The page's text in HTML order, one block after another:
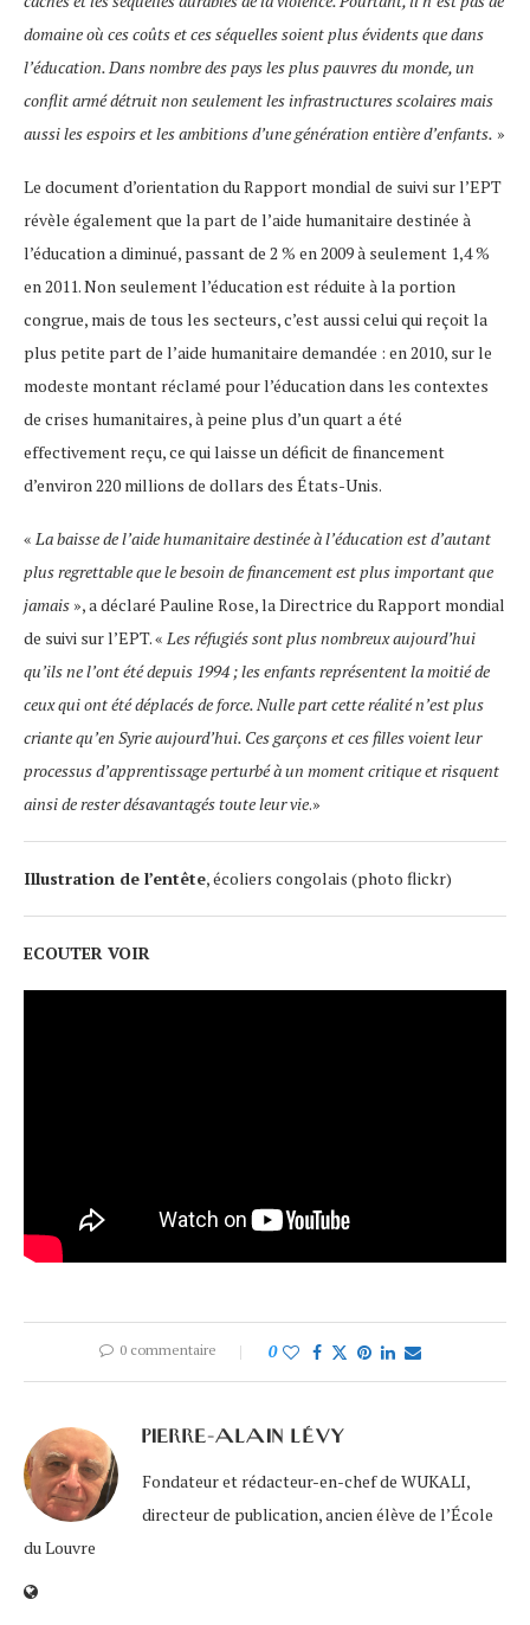
domaine où ces coûts et ces séquelles soient plus évidents que dans
l’éducation. Dans nombre des pays les plus pauvres du monde, un
conflit armé détruit non seulement les infrastructures scolaires mais
aussi les espoirs et les ambitions d’une génération entière d’enfants. »
Le document d’orientation du Rapport mondial de suivi sur l’EPT
révèle également que la part de l’aide humanitaire destinée à
l’éducation a diminué, passant de 2 % en 2009 à seulement 1,4 %
en 2011. Non seulement l’éducation est réduite à la portion
congrue, mais de tous les secteurs, c’est aussi celui qui reçoit la
plus petite part de l’aide humanitaire demandée : en 2010, sur le
modeste montant réclamé pour l’éducation dans les contextes
de crises humanitaires, à peine plus d’un quart a été
effectivement reçu, ce qui laisse un déficit de financement
d’environ 220 millions de dollars des États-Unis.
« La baisse de l’aide humanitaire destinée à l’éducation est d’autant
plus regrettable que le besoin de financement est plus important que
jamais », a déclaré Pauline Rose, la Directrice du Rapport mondial
de suivi sur l’EPT. « Les réfugiés sont plus nombreux aujourd’hui
qu’ils ne l’ont été depuis 1994 ; les enfants représentent la moitié de
ceux qui ont été déplacés de force. Nulle part cette réalité n’est plus
criante qu’en Syrie aujourd’hui. Ces garçons et ces filles voient leur
processus d’apprentissage perturbé à un moment critique et risquent
ainsi de rester désavantagés toute leur vie.»
Illustration de l’entête, écoliers congolais (photo flickr)
ECOUTER VOIR
0 commentaire 0
PIERRE-ALAIN LÉVY
Fondateur et rédacteur-en-chef de WUKALI,
directeur de publication, ancien élève de l’École
du Louvre